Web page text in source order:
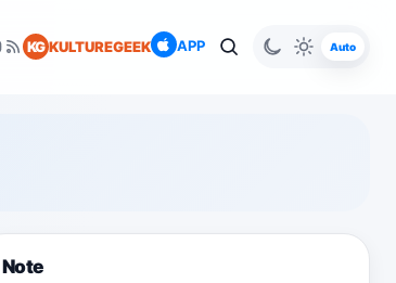
KG KULTUREGEEK APP Auto
Note